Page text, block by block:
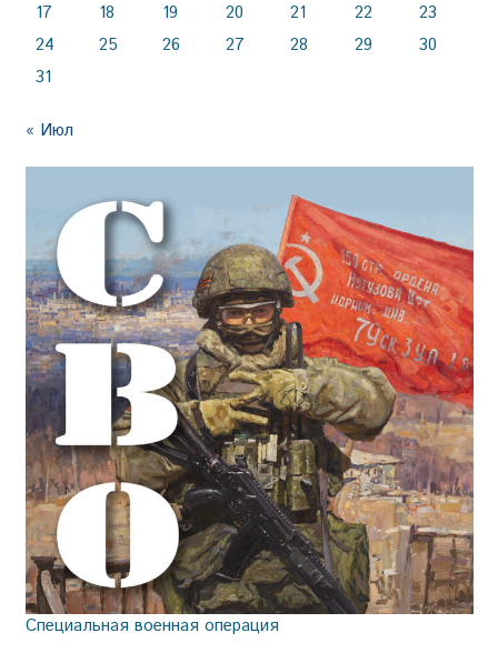
17
18 19 20 21 22
23
24
25 26 27 28 29
30
31
« Июл
Специальная военная операция